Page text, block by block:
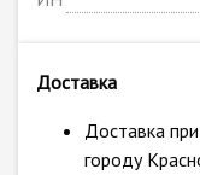
Доставка
Доставка
городу